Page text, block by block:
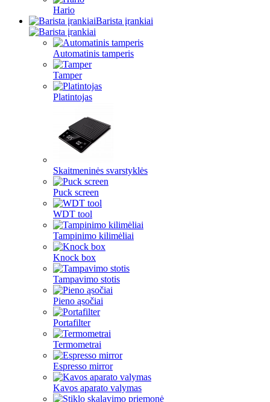
Hario
Barista įrankiai
Automatinis tamperis
Tamper
Platintojas
Skaitmeninės svarstyklės
Puck screen
WDT tool
Tampinimo kilimėliai
Knock box
Tampavimo stotis
Pieno ąsočiai
Portafilter
Termometrai
Espresso mirror
Kavos aparato valymas